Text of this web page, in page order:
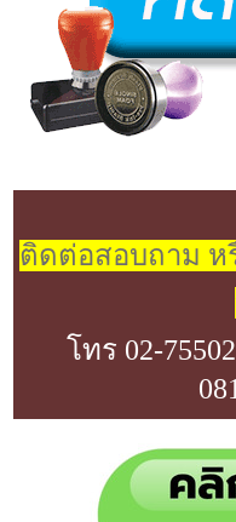
ติดต่อสอบถาม ห
โทร 02-